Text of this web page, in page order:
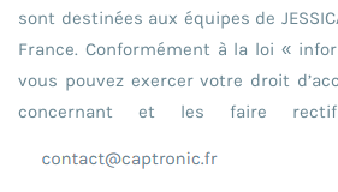
sont destinées aux équipes de
France. Conformément à la loi «
vous pouvez exercer votre droit
concernant et les faire